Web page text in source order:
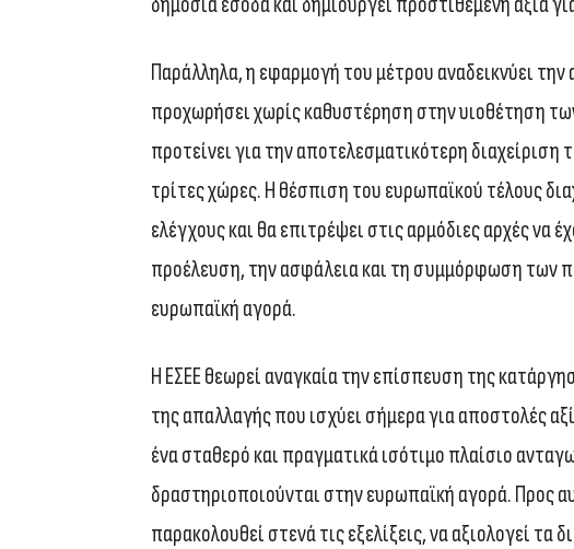
Παράλληλα, η εφαρμογή του μέτρου αναδεικνύει
προχωρήσει χωρίς καθυστέρηση στην υιοθέτηση
προτείνει για την αποτελεσματικότερη
τρίτες χώρες. Η θέσπιση του ευρωπαϊκού τέλους
ελέγχους και θα επιτρέψει στις αρμόδιες αρχές να
προέλευση, την ασφάλεια και τη συμμόρφωση των
ευρωπαϊκή αγορά.
Η ΕΣΕΕ θεωρεί αναγκαία την επίσπευση της
της απαλλαγής που ισχύει σήμερα για αποστολές
ένα σταθερό και πραγματικά ισότιμο πλαίσιο
δραστηριοποιούνται στην ευρωπαϊκή αγορά. Προς
παρακολουθεί στενά τις εξελίξεις, να αξιολογεί τα